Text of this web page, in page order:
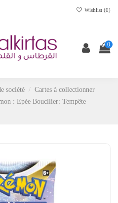
Wishlist (0)
0
société
Cartes à collectionner
: Epée Boucllier: Tempête